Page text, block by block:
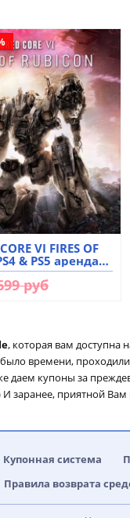
VI FIRES OF
& PS5 аренда
игры
руб
, которая вам доступна
времени,
даем купоны за
заранее, приятной
Купонная система
Правила возврата